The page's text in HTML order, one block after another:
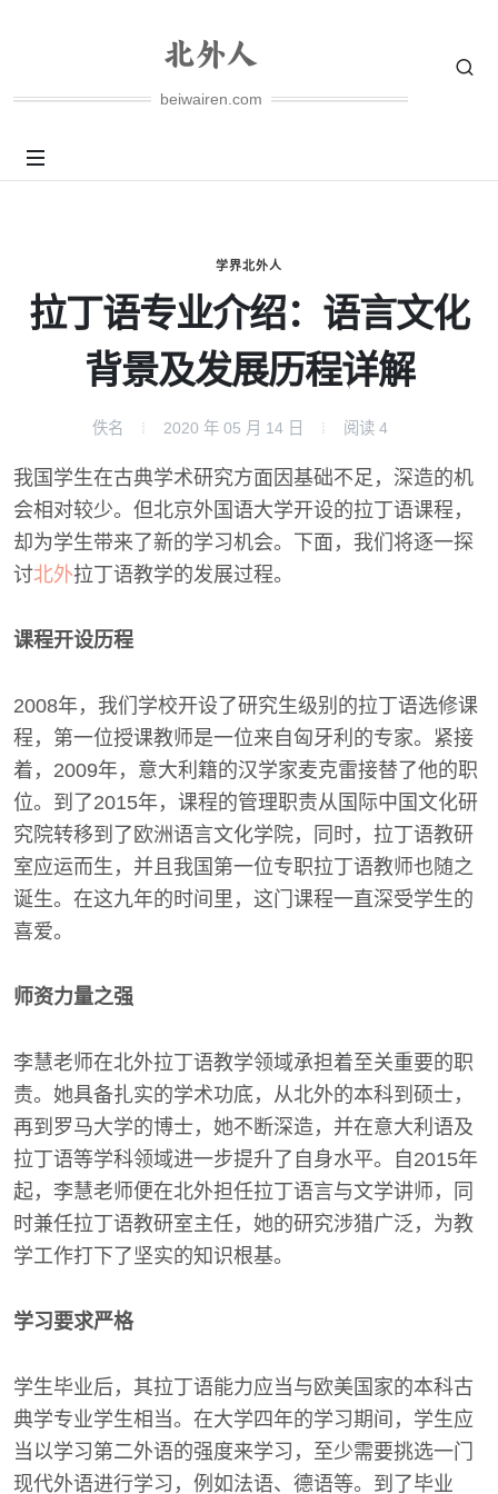
beiwairen.com
学界北外人
拉丁语专业介绍：语言文化
背景及发展历程详解
佚名 2020 年 05 月 14 日 阅读 4
我国学生在古典学术研究方面因基础不足，深造的机
会相对较少。但北京外国语大学开设的拉丁语课程，
却为学生带来了新的学习机会。下面，我们将逐一探
讨北外拉丁语教学的发展过程。
课程开设历程
2008年，我们学校开设了研究生级别的拉丁语选修课
程，第一位授课教师是一位来自匈牙利的专家。紧接
着，2009年，意大利籍的汉学家麦克雷接替了他的职
位。到了2015年，课程的管理职责从国际中国文化研
究院转移到了欧洲语言文化学院，同时，拉丁语教研
室应运而生，并且我国第一位专职拉丁语教师也随之
诞生。在这九年的时间里，这门课程一直深受学生的
喜爱。
师资力量之强
李慧老师在北外拉丁语教学领域承担着至关重要的职
责。她具备扎实的学术功底，从北外的本科到硕士，
再到罗马大学的博士，她不断深造，并在意大利语及
拉丁语等学科领域进一步提升了自身水平。自2015年
起，李慧老师便在北外担任拉丁语言与文学讲师，同
时兼任拉丁语教研室主任，她的研究涉猎广泛，为教
学工作打下了坚实的知识根基。
学习要求严格
学生毕业后，其拉丁语能力应当与欧美国家的本科古
典学专业学生相当。在大学四年的学习期间，学生应
当以学习第二外语的强度来学习，至少需要挑选一门
现代外语进行学习，例如法语、德语等。到了毕业